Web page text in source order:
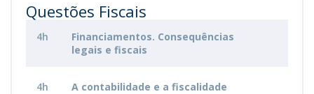
Questões Fiscais
4h
Financiamentos. Consequências
legais e fiscais
4h A contabilidade e a fiscalidade